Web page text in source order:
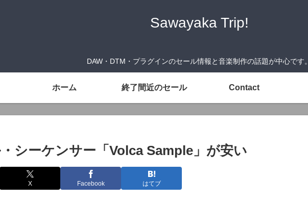
Sawayaka Trip!
DAW・DTM・プラグインのセール情報と音楽制作の話題が中心です。
ホーム 終了間近のセール Contact
シーケンサー「Volca Sample」が安い
X Facebook はてブ